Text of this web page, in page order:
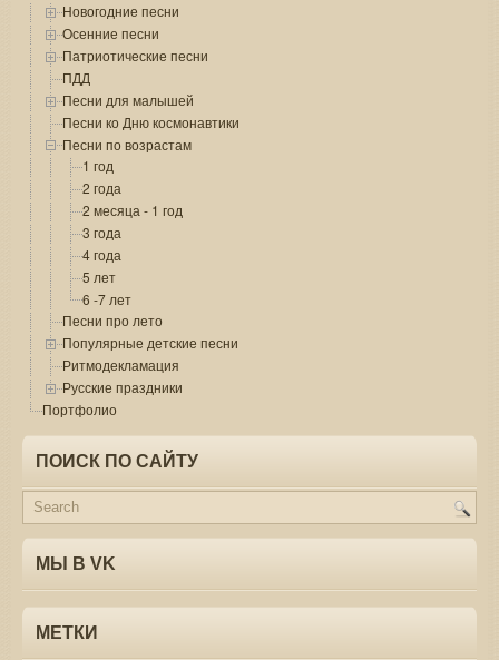
Новогодние песни
Осенние песни
Патриотические песни
ПДД
Песни для малышей
Песни ко Дню космонавтики
Песни по возрастам
1 год
2 года
2 месяца - 1 год
3 года
4 года
5 лет
6 -7 лет
Песни про лето
Популярные детские песни
Ритмодекламация
Русские праздники
Портфолио
ПОИСК ПО САЙТУ
МЫ В VK
МЕТКИ